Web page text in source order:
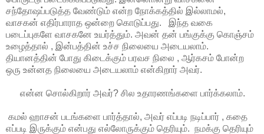
சந்தோஷப்படுத்த வேண்டும் என்ற நோக்கத்தில் இல்லாமல்,
வாசகன் எதிர்பாராத ஒன்றை கொடுப்பது. இந்த வகை
படைப்புகளே வாசகனே உயர்த்தும். அவன் தன் பங்குக்கு கொஞ்சம்
உழைத்தால் , இன்பத்தின் உச்ச நிலையை அடையலாம்.
தியானத்தின் போது கிடைக்கும் பரவச நிலை , ஆர்கசம் போன்ற
ஒரு உன்னத நிலையை அடையலாம் என்கிறார் அவர்.
என்ன சொல்கிறார் அவர்? சில உதாரணங்களை பார்க்கலாம்.
கமல் ஹாசன் படங்களை பார்த்தால், அவர் எப்படி நடிப்பார் , கதை
எப்படி இருக்கும் என்பது எல்லோருக்கும் தெரியும். நமக்கு தெரியும்